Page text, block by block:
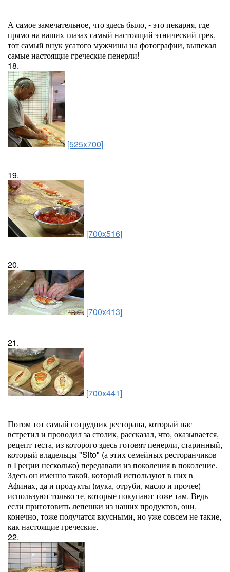
А самое замечательное, что здесь было, - это пекарня, где
прямо на ваших глазах самый настоящий этнический грек,
тот самый внук усатого мужчины на фотографии, выпекал
самые настоящие греческие пенерли!
18.
[525x700]
19.
[700x516]
20.
[700x413]
21.
[700x441]
Потом тот самый сотрудник ресторана, который нас
встретил и проводил за столик, рассказал, что, оказывается,
рецепт теста, из которого здесь готовят пенерли, старинный,
который владельцы "Sito" (а этих семейных ресторанчиков
в Греции несколько) передавали из поколения в поколение.
Здесь он именно такой, который используют в них в
Афинах, да и продукты (мука, отруби, масло и прочее)
используют только те, которые покупают тоже там. Ведь
если приготовить лепешки из наших продуктов, они,
конечно, тоже получатся вкусными, но уже совсем не такие,
как настоящие греческие.
22.